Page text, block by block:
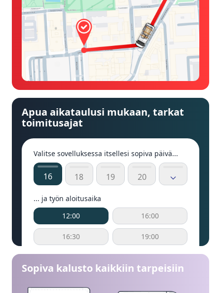
Apua aikataulusi mukaan, tarkat
toimitusajat
Valitse sovelluksessa itsellesi sopiva päivä...
16 18 19 20
... ja työn aloitusaika
12:00
16:00
16:30 19:00
Sopiva kalusto kaikkiin tarpeisiin